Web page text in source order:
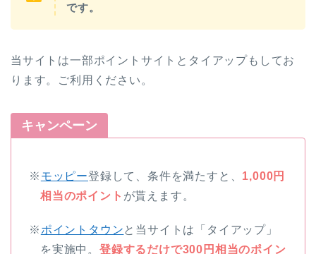
です。
当サイトは一部ポイントサイトとタイアップもしてお
ります。ご利用ください。
キャンペーン
※ モッピー登録して、条件を満たすと、 1,000円
相当のポイント が貰えます。
※ ポイントタウン と当サイトは「タイアップ」
を実施中。 登録するだけで300円相当のポイン